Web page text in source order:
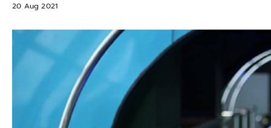
20 Aug 2021